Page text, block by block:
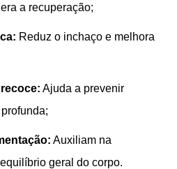
a recuperação;
Reduz o inchaço e melhora
Ajuda a prevenir
Auxiliam na
geral do corpo.